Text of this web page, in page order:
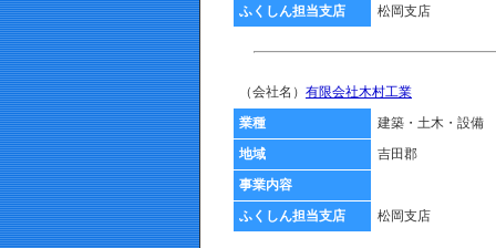
ふくしん担当支店
松岡支店
（会社名） 有限会社木村工業
業種
建築・土木・設備
地域
吉田郡
事業内容
ふくしん担当支店
松岡支店